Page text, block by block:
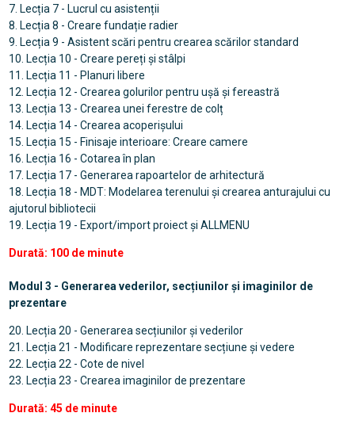
7. Lecția 7 - Lucrul cu asistenții
8. Lecția 8 - Creare fundație radier
9. Lecția 9 - Asistent scări pentru crearea scărilor standard
10. Lecția 10 - Creare pereți și stâlpi
11. Lecția 11 - Planuri libere
12. Lecția 12 - Crearea golurilor pentru ușă și fereastră
13. Lecția 13 - Crearea unei ferestre de colț
14. Lecția 14 - Crearea acoperișului
15. Lecția 15 - Finisaje interioare: Creare camere
16. Lecția 16 - Cotarea în plan
17. Lecția 17 - Generarea rapoartelor de arhitectură
18. Lecția 18 - MDT: Modelarea terenului și crearea anturajului cu
ajutorul bibliotecii
19. Lecția 19 - Export/import proiect și ALLMENU
Durată: 100 de minute
Modul 3 - Generarea vederilor, secțiunilor și imaginilor de
prezentare
20. Lecția 20 - Generarea secțiunilor și vederilor
21. Lecția 21 - Modificare reprezentare secțiune și vedere
22. Lecția 22 - Cote de nivel
23. Lecția 23 - Crearea imaginilor de prezentare
Durată: 45 de minute